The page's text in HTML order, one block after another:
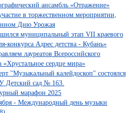
ансамбль «Отражение»
в торжественном мероприятии,
Дню Урожая
муниципальный этап VII краевого
конкурса Адрес детства - Кубань»
лауреатов Всероссийского
«Хрустальное сердце мира»
"Музыкальный калейдоскоп" состоялся
Детский сад № 163.
марафон 2025
- Международный день музыки